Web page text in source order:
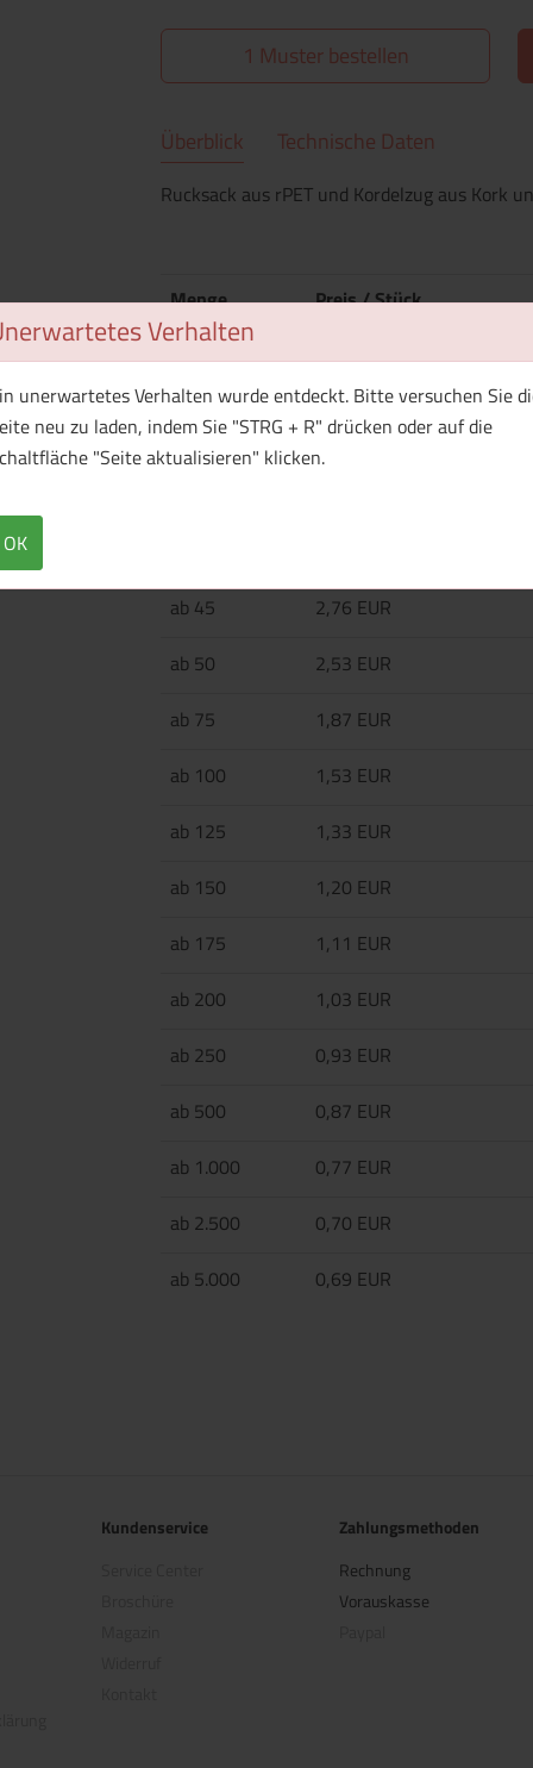
Verhalten
unerwartetes Verhalten wurde entdeckt. Bitte versuchen Sie
neu zu laden, indem Sie "STRG + R" drücken oder auf die
"Seite aktualisieren" klicken.
OK
1 Muster bestellen
Überblick Technische Daten
Rucksack aus rPET und Kordelzug aus Kork
Menge
Preis / Stück
ab 25
4,53 EUR
ab 30
3,87 EUR
ab 45
2,76 EUR
ab 50
2,53 EUR
ab 75
1,87 EUR
ab 100
1,53 EUR
ab 125
1,33 EUR
ab 150
1,20 EUR
ab 175
1,11 EUR
ab 200
1,03 EUR
ab 250
0,93 EUR
ab 500
0,87 EUR
ab 1.000
0,77 EUR
ab 2.500
0,70 EUR
ab 5.000
0,69 EUR
Kundenservice
Zahlungsmethoden
Rechnung
Vorauskasse